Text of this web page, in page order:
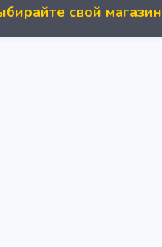
свой магазин